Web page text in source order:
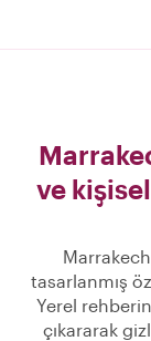
ve
tasarlanmış
Yerel
çıkararak